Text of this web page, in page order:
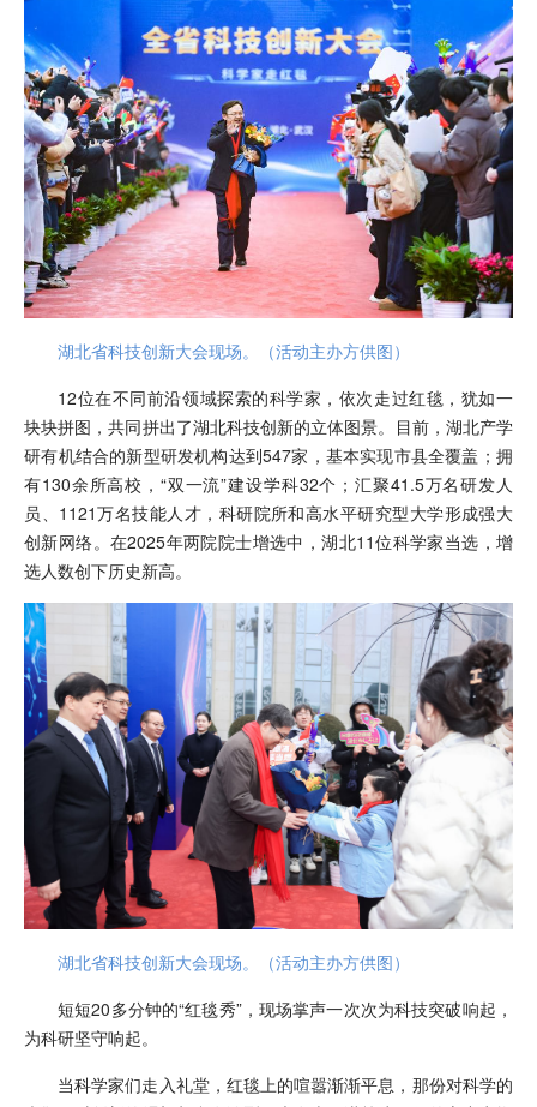
湖北省科技创新大会现场。（活动主办方供图）
12位在不同前沿领域探索的科学家，依次走过红毯，犹如一
块块拼图，共同拼出了湖北科技创新的立体图景。目前，湖北产学
研有机结合的新型研发机构达到547家，基本实现市县全覆盖；拥
有130余所高校，“双一流”建设学科32个；汇聚41.5万名研发人
员、1121万名技能人才，科研院所和高水平研究型大学形成强大
创新网络。在2025年两院院士增选中，湖北11位科学家当选，增
选人数创下历史新高。
湖北省科技创新大会现场。（活动主办方供图）
短短20多分钟的“红毯秀”，现场掌声一次次为科技突破响起，
为科研坚守响起。
当科学家们走入礼堂，红毯上的喧嚣渐渐平息，那份对科学的